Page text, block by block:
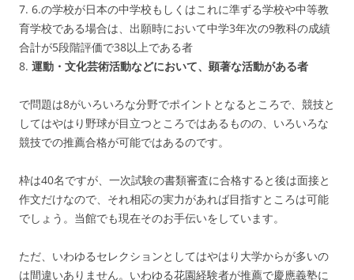
7. 6.の学校が日本の中学校もしくはこれに準ずる学校や中等教
育学校である場合は、出願時において中学3年次の9教科の成績
合計が5段階評価で38以上である者
8. 運動・文化芸術活動などにおいて、顕著な活動がある者
で問題は8がいろいろな分野でポイントとなるところで、競技と
してはやはり野球が目立つところではあるものの、いろいろな
競技での推薦合格が可能ではあるのです。
枠は40名ですが、一次試験の書類審査に合格すると後は面接と
作文だけなので、それ相応の実力があれば目指すところは可能
でしょう。当館でも現在そのお手伝いをしています。
ただ、いわゆるセレクションとしてはやはり大学からが多いの
は間違いありません。いわゆる花園経験者が推薦で慶應義塾に